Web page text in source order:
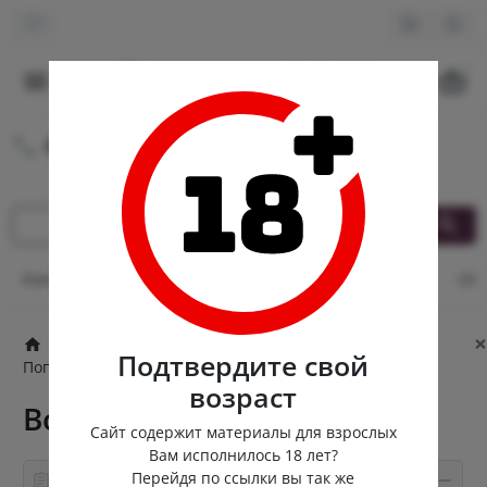
Подтвердите свой
возраст
Сайт содержит материалы для взрослых
Вам исполнилось 18 лет?
Перейдя по ссылки вы так же
8 (980) 222-88-55
Круглосуточная доставка
Оплата и доставка Кэшбек
×
Попперсы для фистинга
Boot Camp
Boot Camp
Информация о товаре